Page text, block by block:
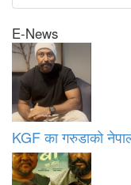
E-News
KGF का गरुडाको